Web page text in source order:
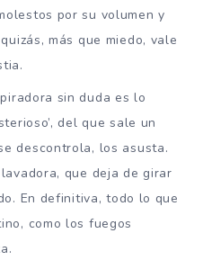
por su volumen y
más que miedo, vale
sin duda es lo
del que sale un
descontrola, los asusta.
que deja de girar
En definitiva, todo lo que
como los fuegos